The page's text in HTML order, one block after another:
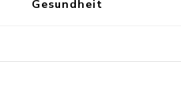
Gesundheit